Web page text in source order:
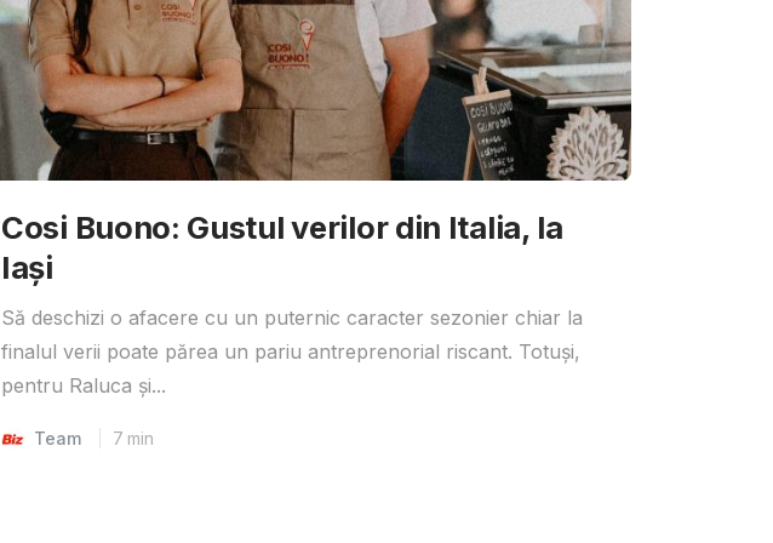
Cosi Buono: Gustul verilor din Italia, la
Iași
Să deschizi o afacere cu un puternic caracter sezonier chiar la
finalul verii poate părea un pariu antreprenorial riscant. Totuși,
pentru Raluca și...
Team 7 min